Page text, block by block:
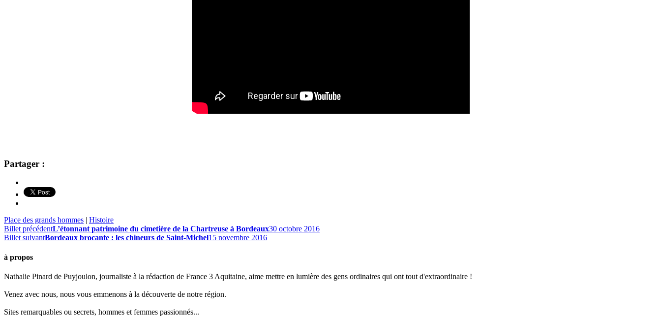
Partager :
Place des grands hommes | Histoire
Billet précédentL’étonnant patrimoine du cimetière de la Chartreuse à Bordeaux30 octobre 2016
Billet suivantBordeaux brocante : les chineurs de Saint-Michel15 novembre 2016
à propos
Nathalie Pinard de Puyjoulon, journaliste à la rédaction de France 3 Aquitaine, aime mettre en lumière des gens ordinaires qui ont tout d'extraordinaire !
Venez avec nous, nous vous emmenons à la découverte de notre région.
Sites remarquables ou secrets, hommes et femmes passionnés...